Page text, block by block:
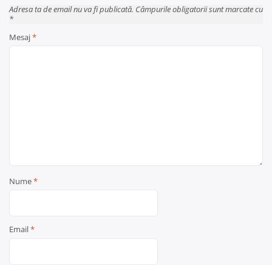
Adresa ta de email nu va fi publicată. Câmpurile obligatorii sunt marcate cu
*
Mesaj*
Nume*
Email*